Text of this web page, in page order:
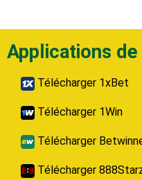
Applications
Télécharger 1xBet
Télécharger 1Win
Télécharger
Télécharger